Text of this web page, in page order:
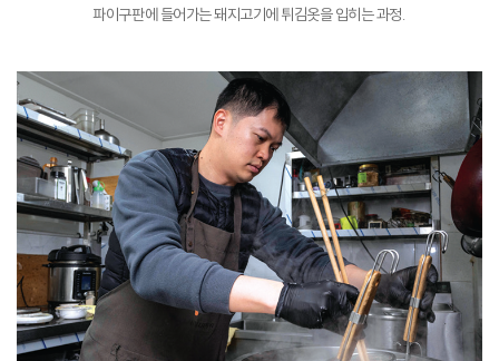
파이구판에 들어가는 돼지고기에 튀김옷을 입히는 과정.